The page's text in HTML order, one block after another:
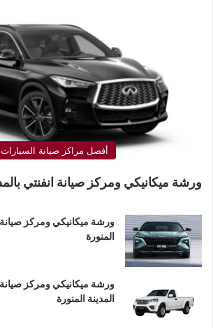
أفضل مراكز صيانة السيارات
ورشة ميكانيكي ومركز صيانة انفنتي
ورشة ميكانيكي ومركز صيانة
المنورة
ورشة ميكانيكي ومركز
المدينة المنورة